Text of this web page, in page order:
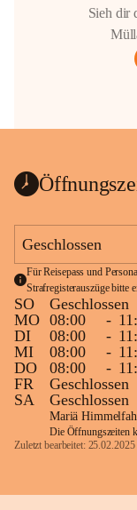
Sieh dir
Geschlossen
Für Reisepass und
Strafregisterauszüge bitte
SO
Geschlossen
MO 08:00 -
DI
08:00 -
MI
08:00 -
DO
08:00 -
FR
Geschlossen
SA
Geschlossen
Mariä
Die Öffnungszeiten
Zuletzt bearbeitet: 25.02.2025